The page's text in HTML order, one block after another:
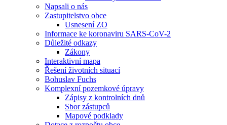
Napsali o nás
Zastupitelstvo obce
Usnesení ZO
Informace ke koronaviru SARS-CoV-2
Důležité odkazy
Zákony
Interaktivní mapa
Řešení životních situací
Bohuslav Fuchs
Komplexní pozemkové úpravy
Zápisy z kontrolních dnů
Sbor zástupců
Mapové podklady